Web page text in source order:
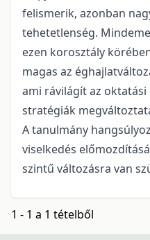
felismerik, azonban
tehetetlenség.
ezen korosztály
magas az
ami rávilágít az
stratégiák
A tanulmány
viselkedés
szintű változásra van
1 - 1 a 1 tételből